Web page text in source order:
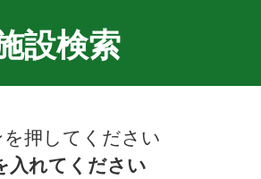
設検索
押してください
入れてください